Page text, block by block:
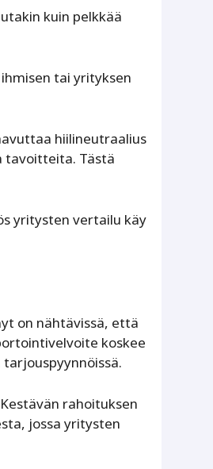
kuin pelkkää
tai yrityksen
hiilineutraalius
tavoitteita. Tästä
yritysten vertailu käy
on nähtävissä, että
koskee
rahoituksen
jossa yritysten